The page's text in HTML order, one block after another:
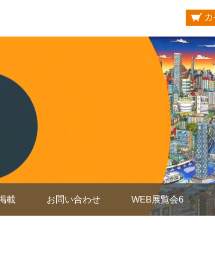
載 お問い合わせ WEB展覧会6